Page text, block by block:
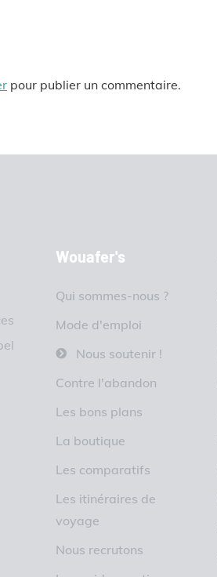
pour publier un commentaire.
Wouafer's
Qui sommes-nous ?
Mode d'emploi
Nous soutenir !
Contre l'abandon
Les bons plans
La boutique
Les comparatifs
Les itinéraires de
voyage
Nous recrutons